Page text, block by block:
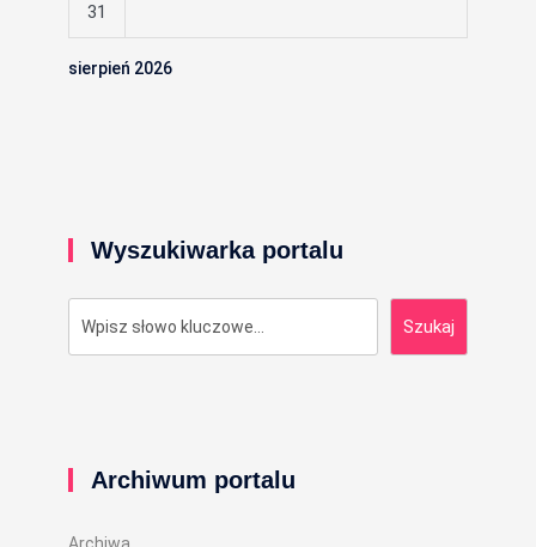
sierpień 2026
31
Wyszukiwarka portalu
Szukaj
Archiwum portalu